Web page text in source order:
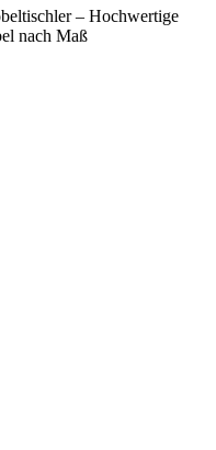
– Hochwertige
nach Maß